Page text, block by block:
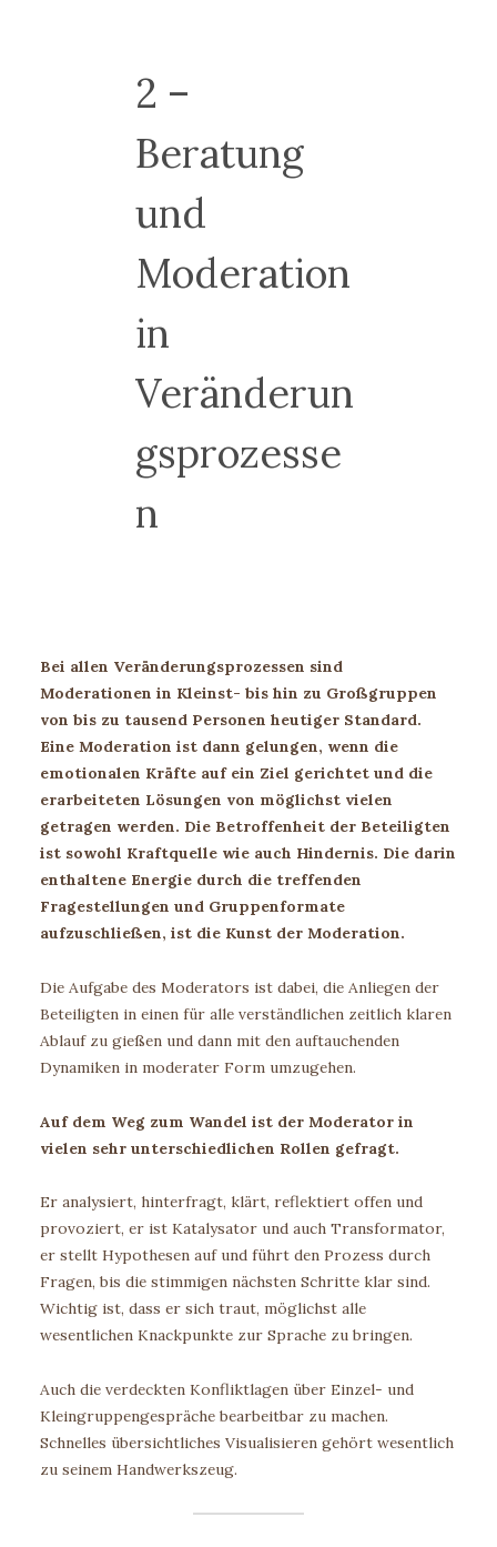
2 –
Beratung
und
Moderation
in
Veränderun
gsprozesse
n
Bei allen Veränderungsprozessen sind
Moderationen in Kleinst- bis hin zu Großgruppen
von bis zu tausend Personen heutiger Standard.
Eine Moderation ist dann gelungen, wenn die
emotionalen Kräfte auf ein Ziel gerichtet und die
erarbeiteten Lösungen von möglichst vielen
getragen werden. Die Betroffenheit der Beteiligten
ist sowohl Kraftquelle wie auch Hindernis. Die darin
enthaltene Energie durch die treffenden
Fragestellungen und Gruppenformate
aufzuschließen, ist die Kunst der Moderation.
Die Aufgabe des Moderators ist dabei, die Anliegen der
Beteiligten in einen für alle verständlichen zeitlich klaren
Ablauf zu gießen und dann mit den auftauchenden
Dynamiken in moderater Form umzugehen.
Auf dem Weg zum Wandel ist der Moderator in
vielen sehr unterschiedlichen Rollen gefragt.
Er analysiert, hinterfragt, klärt, reflektiert offen und
provoziert, er ist Katalysator und auch Transformator,
er stellt Hypothesen auf und führt den Prozess durch
Fragen, bis die stimmigen nächsten Schritte klar sind.
Wichtig ist, dass er sich traut, möglichst alle
wesentlichen Knackpunkte zur Sprache zu bringen.
Auch die verdeckten Konfliktlagen über Einzel- und
Kleingruppengespräche bearbeitbar zu machen.
Schnelles übersichtliches Visualisieren gehört wesentlich
zu seinem Handwerkszeug.